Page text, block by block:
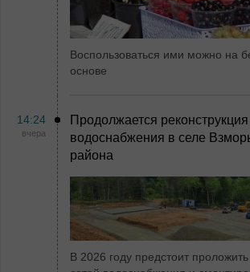
Воспользоваться ими можно на
основе
14:24
вчера
Продолжается
водоснабжения в селе
района
В 2026 году предстоит